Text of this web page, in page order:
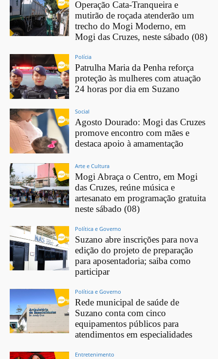
Operação Cata-Tranqueira e
mutirão de roçada atenderão um
trecho do Mogi Moderno, em
Mogi das Cruzes, neste sábado (08)
Polícia
Patrulha Maria da Penha reforça
proteção às mulheres com atuação
24 horas por dia em Suzano
Social
Agosto Dourado: Mogi das Cruzes
promove encontro com mães e
destaca apoio à amamentação
Arte e Cultura
Mogi Abraça o Centro, em Mogi
das Cruzes, reúne música e
artesanato em programação gratuita
neste sábado (08)
Política e Governo
Suzano abre inscrições para nova
edição do projeto de preparação
para aposentadoria; saiba como
participar
Política e Governo
Rede municipal de saúde de
Suzano conta com cinco
equipamentos públicos para
atendimentos em especialidades
Entretenimento